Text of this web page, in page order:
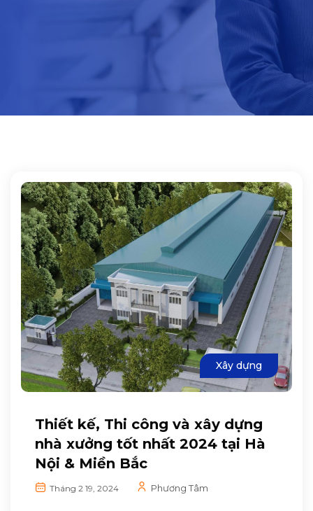
Xây dựng
Thiết kế, Thi công và xây dựng
nhà xưởng tốt nhất 2024 tại Hà
Nội & Miền Bắc
Tháng 2 19, 2024 Phương Tâm